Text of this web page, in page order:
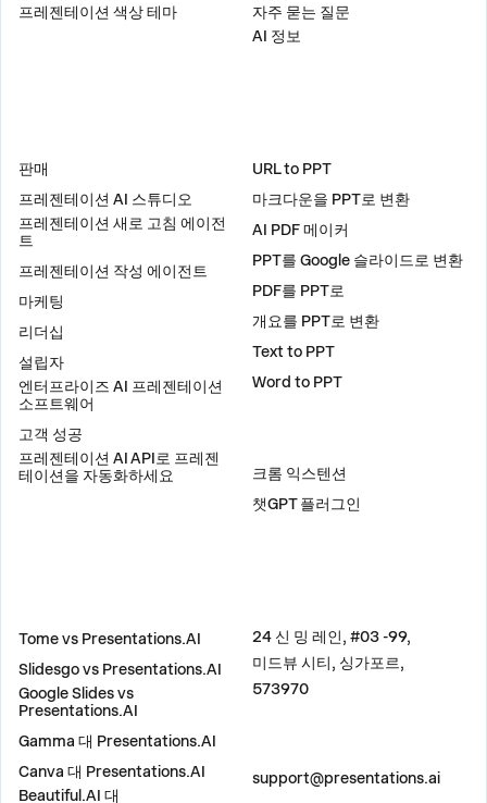
프레젠테이션 색상 테마
자주 묻는 질문
AI 정보
판매
프레젠테이션 AI 스튜디오
프레젠테이션 새로 고침 에이전
트
프레젠테이션 작성 에이전트
마케팅
리더십
설립자
엔터프라이즈 AI 프레젠테이션
소프트웨어
고객 성공
프레젠테이션 AI API로 프레젠
테이션을 자동화하세요
URL to PPT
마크다운을 PPT로 변환
AI PDF 메이커
PPT를 Google 슬라이드로 변환
PDF를 PPT로
개요를 PPT로 변환
Text to PPT
Word to PPT
크롬 익스텐션
챗GPT 플러그인
Tome vs Presentations.AI
Slidesgo vs Presentations.AI
Google Slides vs
Presentations.AI
Gamma 대 Presentations.AI
Canva 대 Presentations.AI
Beautiful.AI 대
24 신 밍 레인, #03 -99,
미드뷰 시티, 싱가포르,
573970
support@presentations.ai